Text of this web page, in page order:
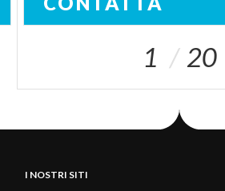
1 20
I NOSTRI SITI